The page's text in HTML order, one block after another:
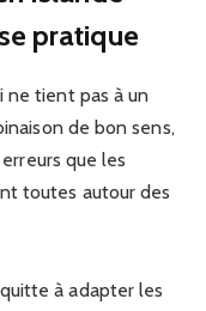
pratique
ne tient pas à un
de bon sens,
que les
toutes autour des
à adapter les